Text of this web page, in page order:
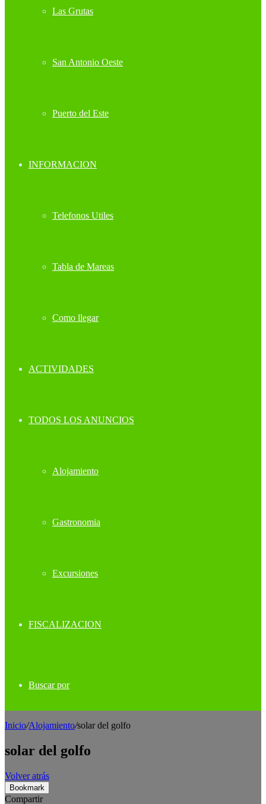
Las Grutas
San Antonio Oeste
Puerto del Este
INFORMACION
Telefonos Utiles
Tabla de Mareas
Como llegar
ACTIVIDADES
TODOS LOS ANUNCIOS
Alojamiento
Gastronomia
Excursiones
FISCALIZACION
Buscar por
Inicio/Alojamiento/solar del golfo
solar del golfo
Volver atrás
Bookmark
Compartir